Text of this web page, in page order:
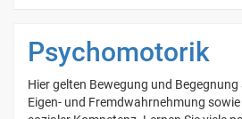
Psychomotorik
Hier gelten Bewegung und
Eigen- und Fremdwahrnehmung